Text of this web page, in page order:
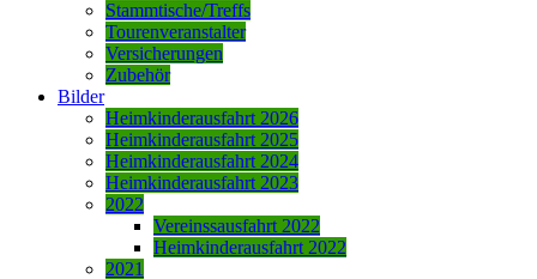
Stammtische/Treffs
Tourenveranstalter
Versicherungen
Zubehör
Bilder
Heimkinderausfahrt 2026
Heimkinderausfahrt 2025
Heimkinderausfahrt 2024
Heimkinderausfahrt 2023
2022
Vereinssausfahrt 2022
Heimkinderausfahrt 2022
2021